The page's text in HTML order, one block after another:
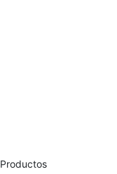
Productos